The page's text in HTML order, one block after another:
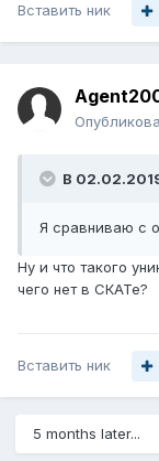
Вставить ник
В
Я сравниваю с
Ну и что такого
чего нет в СКАТе?
Вставить ник
5 months later...